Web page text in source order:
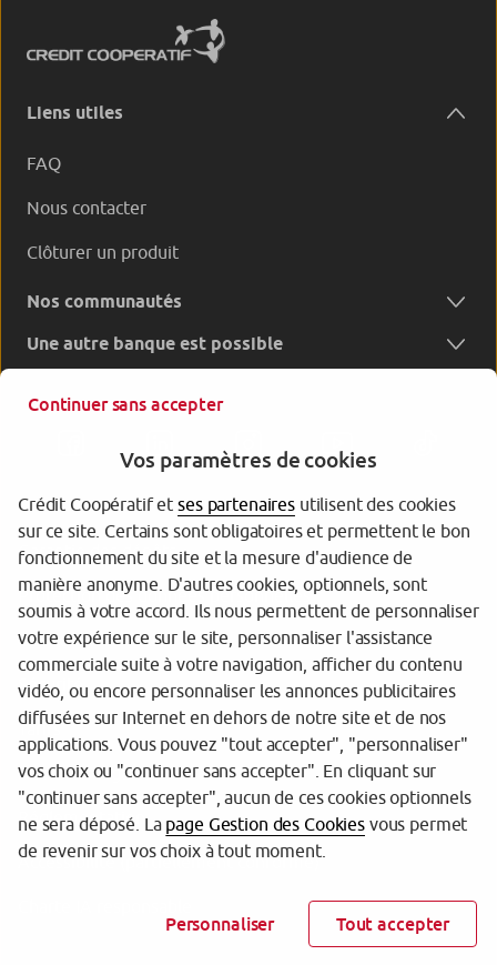
Liens utiles
FAQ
Nous contacter
Clôturer un produit
Nos communautés
Une autre banque est possible
Garantie des dépôts
Protection des données personnelles
Gestion des cookies
Sécurité
Tarifs
Mentions légales
Réglementation
Accessibilité (partiellement conforme)
Continuer sans accepter
Vos paramètres de cookies
Crédit Coopératif etses partenairesutilisent des cookies
sur ce site. Certains sont obligatoires et permettent le bon
fonctionnement du site et la mesure d'audience de
manière anonyme. D'autres cookies, optionnels, sont
soumis à votre accord. Ils nous permettent de personnaliser
votre expérience sur le site, personnaliser l'assistance
commerciale suite à votre navigation, afficher du contenu
vidéo, ou encore personnaliser les annonces publicitaires
diffusées sur Internet en dehors de notre site et de nos
applications. Vous pouvez "tout accepter", "personnaliser"
vos choix ou "continuer sans accepter". En cliquant sur
"continuer sans accepter", aucun de ces cookies optionnels
ne sera déposé. La page Gestion des Cookiesvous permet
de revenir sur vos choix à tout moment.
Personnaliser Tout accepter